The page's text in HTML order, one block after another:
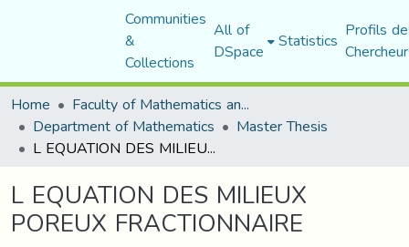
Communities
&
Collections
All of
DSpace Statistics Profils
Home
Faculty of Mathematics and Computer Science
Department of Mathematics Master Thesis
L EQUATION DES MILIEUX POREUX FRACTIONNAIRE
L EQUATION DES MILIEUX
POREUX FRACTIONNAIRE